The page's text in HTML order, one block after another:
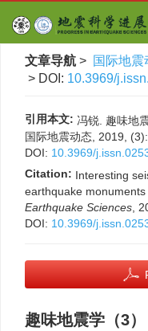
文章导航 > 国际地震
> DOI: 10.3969/
引用本文: 冯锐. 趣味地
国际地震动态, 2019,
DOI: 10.3969/
Citation: Interesting
earthquake monuments
Earthquake Sciences ,
DOI: 10.3969/
趣味地震学（3